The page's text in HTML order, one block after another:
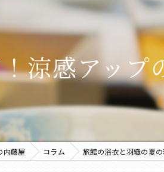
宿泊
海鮮料理
涼感アップ
内藤屋 コラム 旅館の浴衣と羽織の夏